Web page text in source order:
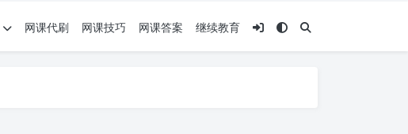
网课代刷 网课技巧 网课答案 继续教育